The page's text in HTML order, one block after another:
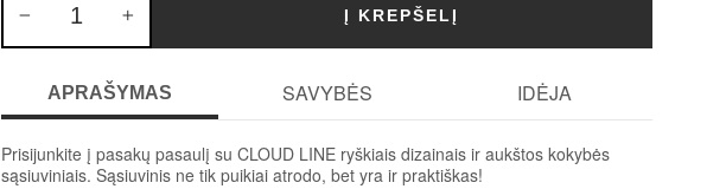
Į KREPŠELĮ
APRAŠYMAS SAVYBĖS IDĖJA
Prisijunkite į pasakų pasaulį su CLOUD LINE ryškiais dizainais ir aukštos kokybės
sąsiuviniais. Sąsiuvinis ne tik puikiai atrodo, bet yra ir praktiškas!